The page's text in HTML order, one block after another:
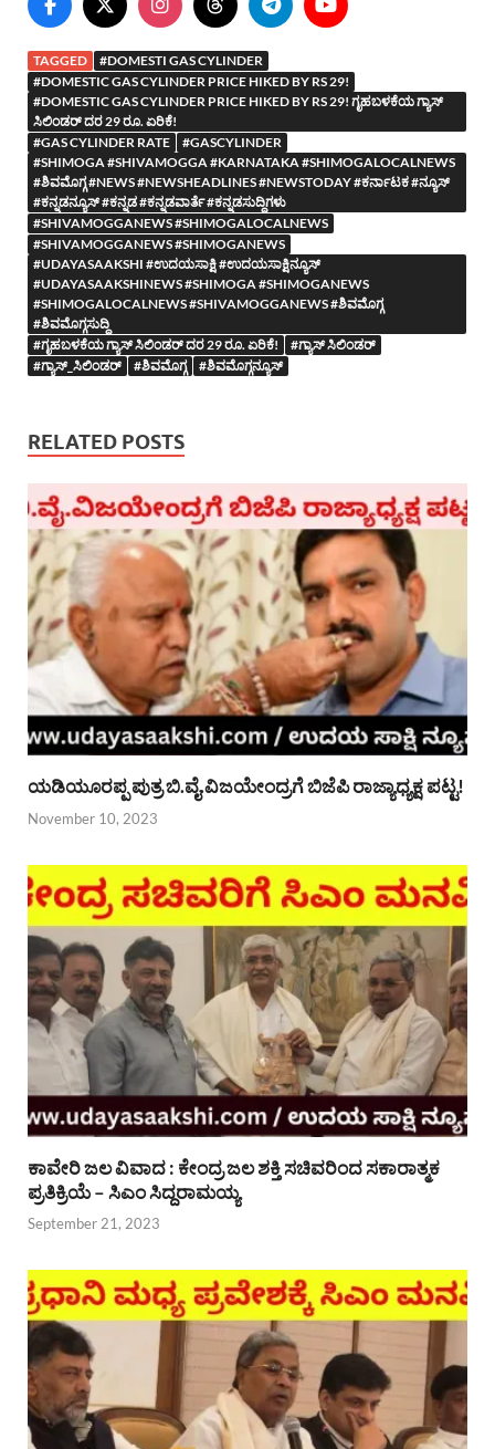
TAGGED
#DOMESTI GAS CYLINDER
#DOMESTIC GAS CYLINDER PRICE HIKED BY RS 29!
#DOMESTIC GAS CYLINDER PRICE HIKED BY RS 29! ಗೃಹಬಳಕೆಯ ಗ್ಯಾಸ್
ಸಿಲಿಂಡರ್ ದರ 29 ರೂ. ಏರಿಕೆ!
#GAS CYLINDER RATE
#GASCYLINDER
#SHIMOGA #SHIVAMOGGA #KARNATAKA #SHIMOGALOCALNEWS
#ಶಿವಮೊಗ್ಗ #NEWS #NEWSHEADLINES #NEWSTODAY #ಕರ್ನಾಟಕ #ನ್ಯೂಸ್
#ಕನ್ನಡನ್ಯೂಸ್ #ಕನ್ನಡ #ಕನ್ನಡವಾರ್ತೆ #ಕನ್ನಡಸುದ್ದಿಗಳು
#SHIVAMOGGANEWS #SHIMOGALOCALNEWS
#SHIVAMOGGANEWS #SHIMOGANEWS
#UDAYASAAKSHI #ಉದಯಸಾಕ್ಷಿ #ಉದಯಸಾಕ್ಷಿನ್ಯೂಸ್
#UDAYASAAKSHINEWS #SHIMOGA #SHIMOGANEWS
#SHIMOGALOCALNEWS #SHIVAMOGGANEWS #ಶಿವಮೊಗ್ಗ
#ಶಿವಮೊಗ್ಗಸುದ್ದಿ
#ಗೃಹಬಳಕೆಯ ಗ್ಯಾಸ್ ಸಿಲಿಂಡರ್ ದರ 29 ರೂ. ಏರಿಕೆ!
#ಗ್ಯಾಸ್ ಸಿಲಿಂಡರ್
#ಗ್ಯಾಸ್_ಸಿಲಿಂಡರ್
#ಶಿವಮೊಗ್ಗ #ಶಿವಮೊಗ್ಗನ್ಯೂಸ್
RELATED POSTS
ಯಡಿಯೂರಪ್ಪ ಪುತ್ರ ಬಿ.ವೈ.ವಿಜಯೇಂದ್ರಗೆ ಬಿಜೆಪಿ ರಾಜ್ಯಾಧ್ಯಕ್ಷ ಪಟ್ಟ!
November 10, 2023
ಕಾವೇರಿ ಜಲ ವಿವಾದ : ಕೇಂದ್ರ ಜಲ ಶಕ್ತಿ ಸಚಿವರಿಂದ ಸಕಾರಾತ್ಮಕ
ಪ್ರತಿಕ್ರಿಯೆ – ಸಿಎಂ ಸಿದ್ದರಾಮಯ್ಯ
September 21, 2023